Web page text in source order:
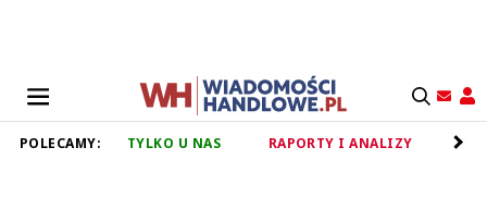
POLECAMY: TYLKO U NAS RAPORTY I ANALIZY